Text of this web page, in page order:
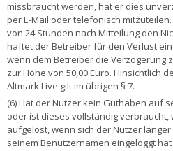
missbraucht werden, hat er dies
per E-Mail oder telefonisch
von 24 Stunden nach Mitteilung den
haftet der Betreiber für den Verlust
wenn dem Betreiber die Verzögerung
zur Höhe von 50,00 Euro. Hinsichtlich
Altmark Live gilt im übrigen § 7.
(6) Hat der Nutzer kein Guthaben auf
oder ist dieses vollständig verbraucht,
aufgelöst, wenn sich der Nutzer
seinem Benutzernamen eingeloggt